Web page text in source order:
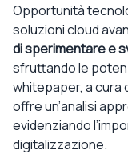
Opportunità
soluzioni cloud
di sperimentare e
sfruttando le
whitepaper, a cura
offre un’analisi
evidenziando
digitalizzazione.